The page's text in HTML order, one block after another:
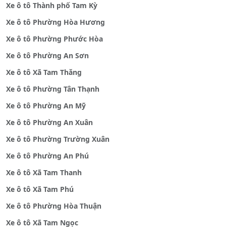
Xe ô tô Thành phố Tam Kỳ
Xe ô tô Phường Hòa Hương
Xe ô tô Phường Phước Hòa
Xe ô tô Phường An Sơn
Xe ô tô Xã Tam Thăng
Xe ô tô Phường Tân Thạnh
Xe ô tô Phường An Mỹ
Xe ô tô Phường An Xuân
Xe ô tô Phường Trường Xuân
Xe ô tô Phường An Phú
Xe ô tô Xã Tam Thanh
Xe ô tô Xã Tam Phú
Xe ô tô Phường Hòa Thuận
Xe ô tô Xã Tam Ngọc